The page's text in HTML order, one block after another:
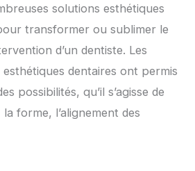
solutions esthétiques
transformer ou sublimer le
d’un dentiste. Les
esthétiques dentaires ont permis
possibilités, qu’il s’agisse de
forme, l’alignement des